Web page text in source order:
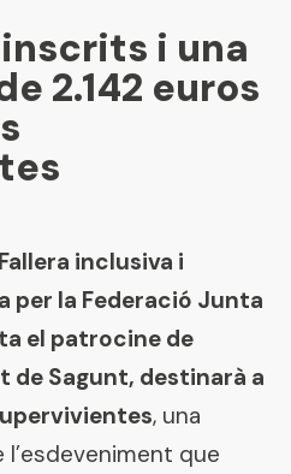
i una
2.142 euros
inclusiva i
per la Federació Junta
el patrocine de
de Sagunt, destinarà a
, una
que